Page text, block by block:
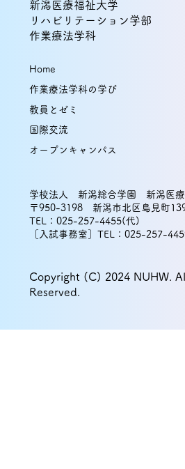
（tACS）の2部位同
記憶の保持を促進す
新潟医療福祉大学
リハビリテーション学部
作業療法学科
Home
作業療法学科の学び
教員とゼミ
国際交流
オープンキャンパス
学校法人 新潟総合学園 新潟医療
〒950-3198 新潟市北区島見町
TEL：025-257-4455(代)
［入試事務室］TEL：025-257-
Copyright (C) 2024 NUHW.
Reserved.